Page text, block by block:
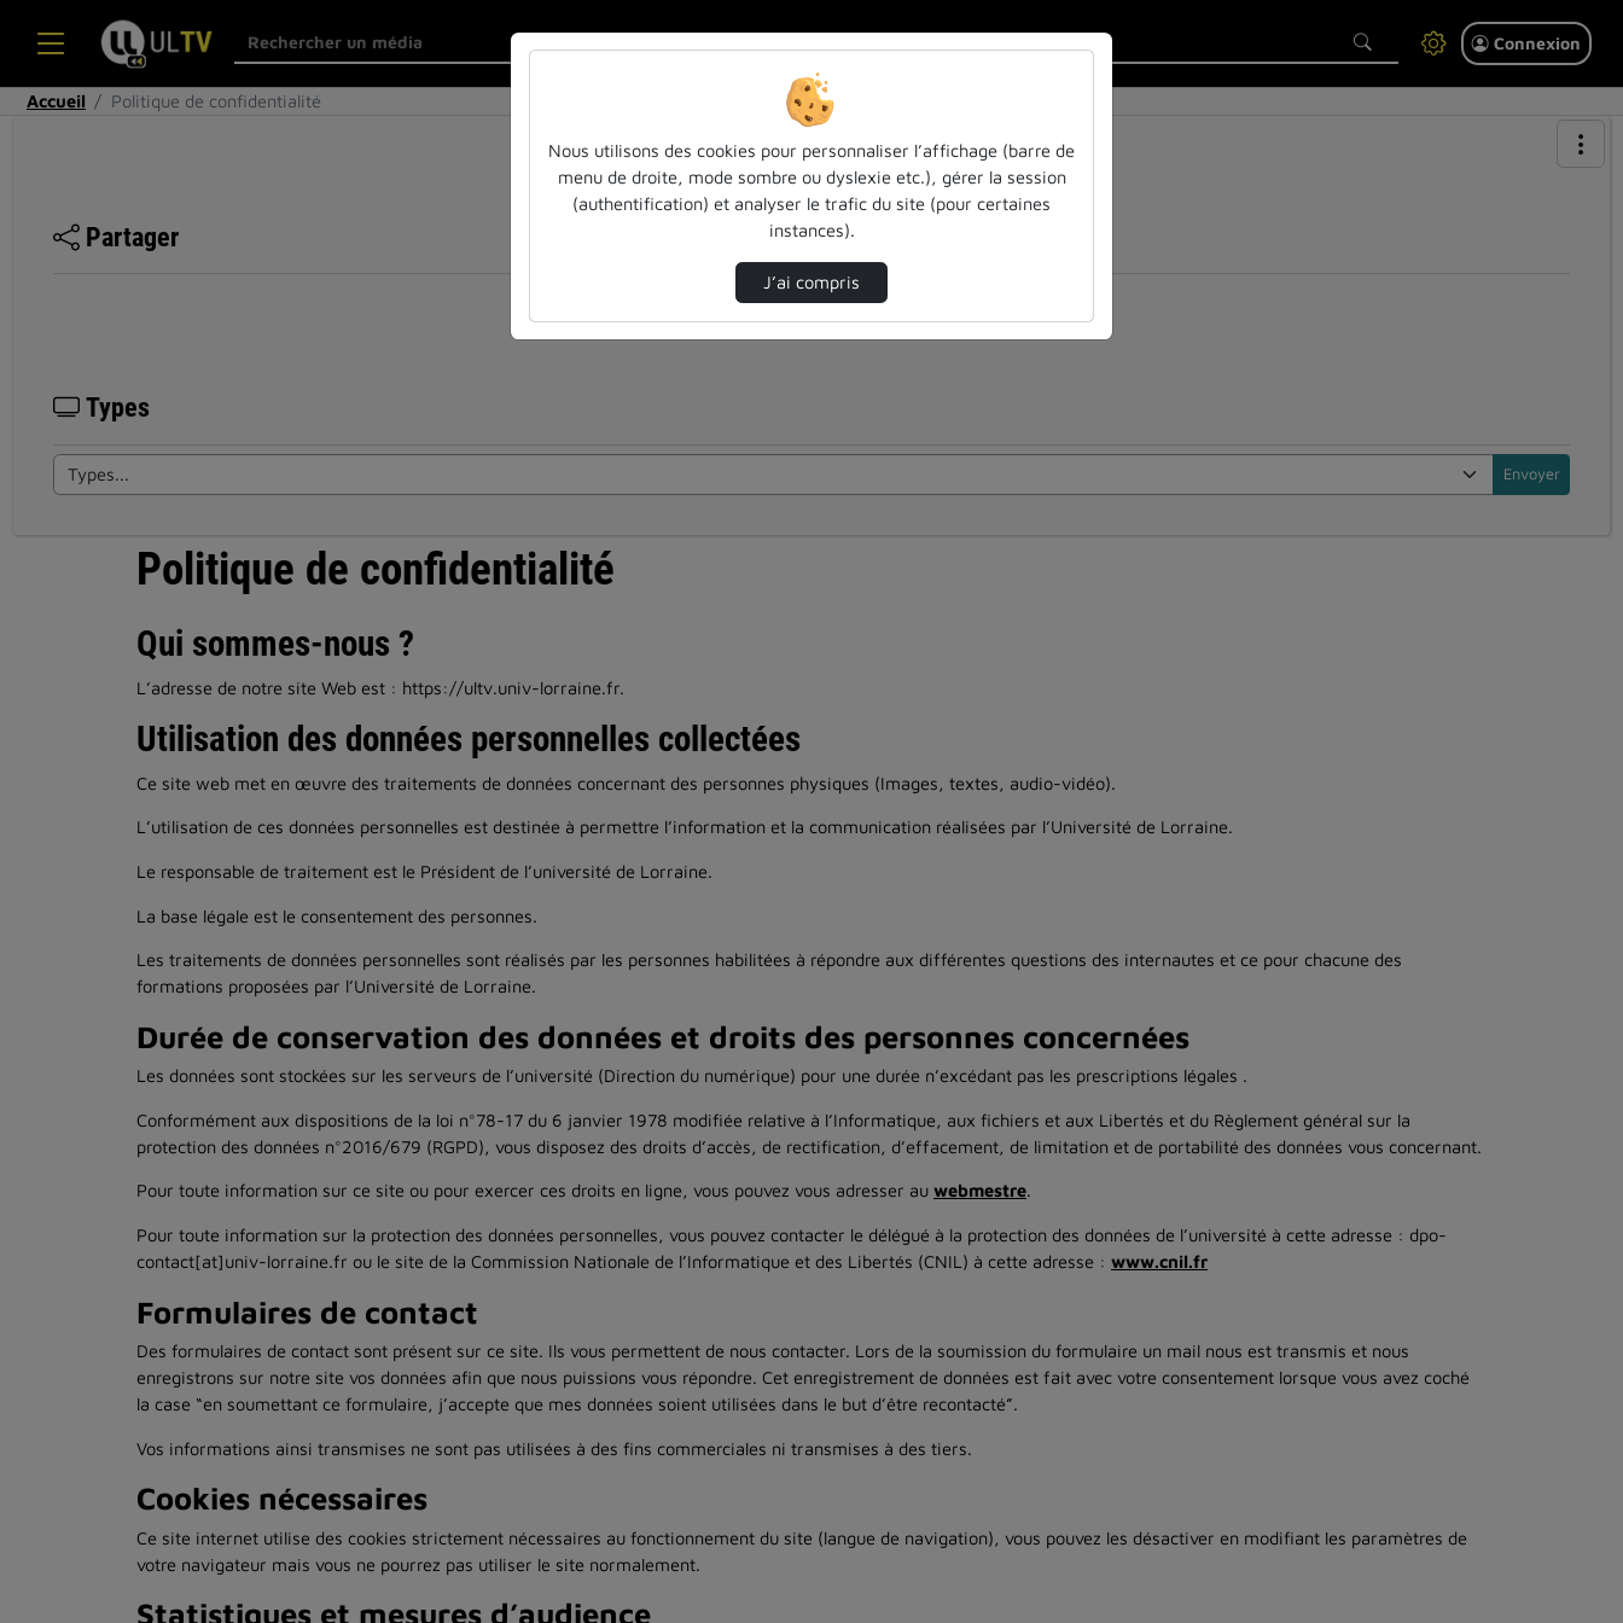
Connexion
Accueil Politique de confidentialité
Partager
Types
Politique de confidentialité
Qui sommes-nous ?
L’adresse de notre site Web est : https://ultv.univ-lorraine.fr.
Utilisation des données personnelles collectées
Ce site web met en œuvre des traitements de données concernant des personnes physiques (Images, textes, audio-vidéo).
L’utilisation de ces données personnelles est destinée à permettre l’information et la communication réalisées par l’Université de Lorraine.
Le responsable de traitement est le Président de l’université de Lorraine.
La base légale est le consentement des personnes.
Les traitements de données personnelles sont réalisés par les personnes habilitées à répondre aux différentes questions des internautes et ce pour chacune des
formations proposées par l’Université de Lorraine.
Durée de conservation des données et droits des personnes concernées
Les données sont stockées sur les serveurs de l’université (Direction du numérique) pour une durée n’excédant pas les prescriptions légales .
Conformément aux dispositions de la loi n°78-17 du 6 janvier 1978 modifiée relative à l’Informatique, aux fichiers et aux Libertés et du Règlement général sur la
protection des données n°2016/679 (RGPD), vous disposez des droits d’accès, de rectification, d’effacement, de limitation et de portabilité des données vous concernant.
Pour toute information sur ce site ou pour exercer ces droits en ligne, vous pouvez vous adresser au webmestre.
Pour toute information sur la protection des données personnelles, vous pouvez contacter le délégué à la protection des données de l’université à cette adresse : dpo-
contact[at]univ-lorraine.fr ou le site de la Commission Nationale de l’Informatique et des Libertés (CNIL) à cette adresse : www.cnil.fr
Formulaires de contact
Des formulaires de contact sont présent sur ce site. Ils vous permettent de nous contacter. Lors de la soumission du formulaire un mail nous est transmis et nous
enregistrons sur notre site vos données afin que nous puissions vous répondre. Cet enregistrement de données est fait avec votre consentement lorsque vous avez coché
la case “en soumettant ce formulaire, j’accepte que mes données soient utilisées dans le but d’être recontacté”.
Vos informations ainsi transmises ne sont pas utilisées à des fins commerciales ni transmises à des tiers.
Cookies nécessaires
Ce site internet utilise des cookies strictement nécessaires au fonctionnement du site (langue de navigation), vous pouvez les désactiver en modifiant les paramètres de
votre navigateur mais vous ne pourrez pas utiliser le site normalement.
Statistiques et mesures d’audience
Nous utilisons des cookies pour personnaliser l’affichage (barre de
menu de droite, mode sombre ou dyslexie etc.), gérer la session
(authentification) et analyser le trafic du site (pour certaines
instances).
J’ai compris